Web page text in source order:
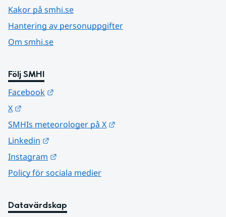
Kakor på smhi.se
Hantering av personuppgifter
Om smhi.se
Följ SMHI
Facebook
X
SMHIs meteorologer på X
Linkedin
Instagram
Policy för sociala medier
Datavärdskap